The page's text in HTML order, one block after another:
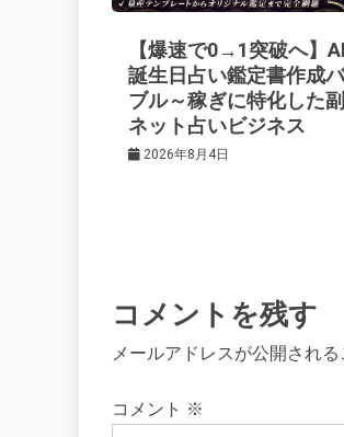
ー
シ
ョ
【爆速で0→1突破へ】
誕生日占い鑑定書作成
ブル～稼ぎに特化した
ネット占いビジネス
2026年8月4日
コメントを残す
メールアドレスが公開される
コメント ※